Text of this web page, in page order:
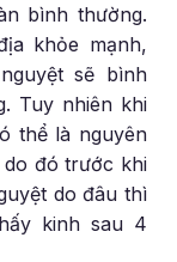
bình thường.
khỏe mạnh,
sẽ bình
Tuy nhiên khi
thể là nguyên
do đó trước khi
do đâu thì
kinh sau 4